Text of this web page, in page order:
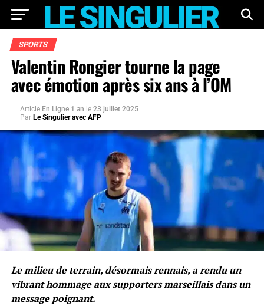
SPORTS
Valentin Rongier tourne la page
avec émotion après six ans à l’OM
Article En Ligne 1 an le 23 juillet 2025
Par Le Singulier avec AFP
Le milieu de terrain, désormais rennais, a rendu un
vibrant hommage aux supporters marseillais dans un
message poignant.